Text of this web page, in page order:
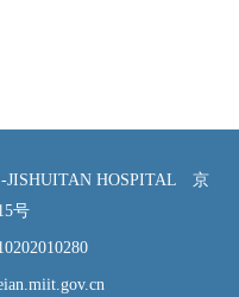
HOSPITAL
京
号